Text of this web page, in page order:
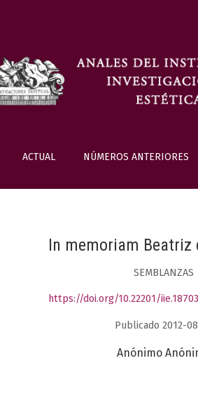
ACTUAL NÚMEROS ANTERIORES
In memoriam Beatriz
SEMBLANZAS
https://doi.org/10.22201/
Publicado 2012-
Anónimo